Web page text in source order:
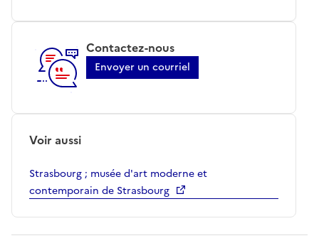
Contactez-nous
Envoyer un courriel
Voir aussi
Strasbourg ; musée d'art moderne et
contemporain de Strasbourg